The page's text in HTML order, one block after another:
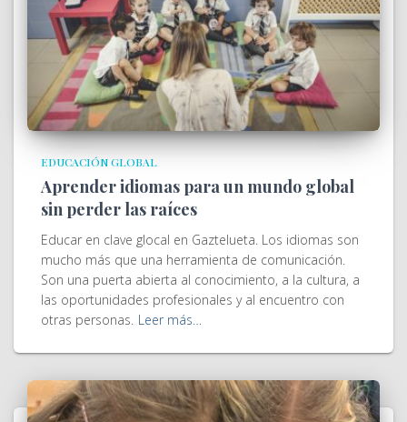
EDUCACIÓN GLOBAL
Aprender idiomas para un mundo global
sin perder las raíces
Educar en clave glocal en Gaztelueta. Los idiomas son
mucho más que una herramienta de comunicación.
Son una puerta abierta al conocimiento, a la cultura, a
las oportunidades profesionales y al encuentro con
otras personas. Leer más…